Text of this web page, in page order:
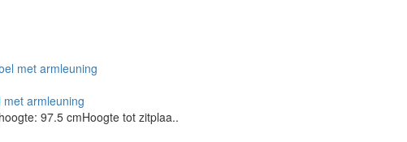
armleuning
97.5 cmHoogte tot zitplaa..